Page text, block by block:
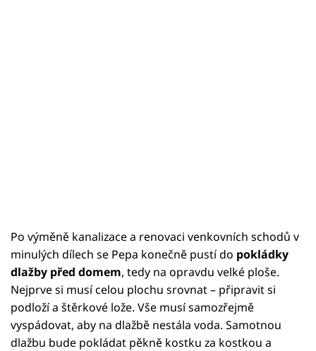
Po výměně kanalizace a renovaci venkovních schodů v
minulých dílech se Pepa konečně pustí do pokládky
dlažby před domem, tedy na opravdu velké ploše.
Nejprve si musí celou plochu srovnat – připravit si
podloží a štěrkové lože. Vše musí samozřejmě
vyspádovat, aby na dlažbě nestála voda. Samotnou
dlažbu bude pokládat pěkně kostku za kostkou a